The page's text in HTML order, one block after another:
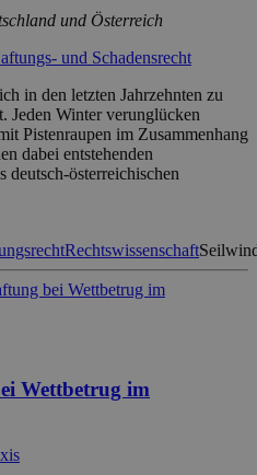
und Österreich
und Schadensrecht
in den letzten Jahrzehnten zu
Jeden Winter verunglücken
Pistenraupen im Zusammenhang
dabei entstehenden
deutsch-österreichischen
Rechtswissenschaft
Wettbetrug im